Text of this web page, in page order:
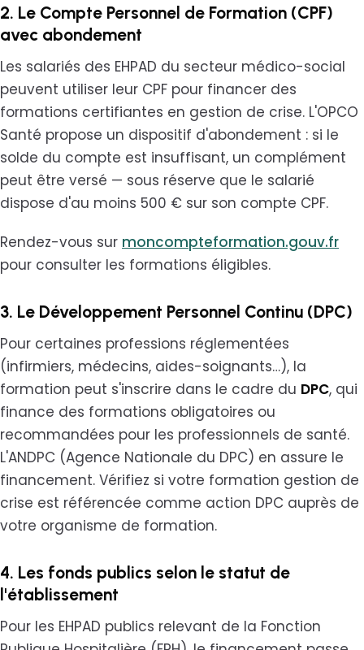
2. Le Compte Personnel de Formation (CPF)
avec abondement
Les salariés des EHPAD du secteur médico-social
peuvent utiliser leur CPF pour financer des
formations certifiantes en gestion de crise. L'OPCO
Santé propose un dispositif d'abondement : si le
solde du compte est insuffisant, un complément
peut être versé — sous réserve que le salarié
dispose d'au moins 500 € sur son compte CPF.
Rendez-vous sur moncompteformation.gouv.fr
pour consulter les formations éligibles.
3. Le Développement Personnel Continu (DPC)
Pour certaines professions réglementées
(infirmiers, médecins, aides-soignants…), la
formation peut s'inscrire dans le cadre du DPC, qui
finance des formations obligatoires ou
recommandées pour les professionnels de santé.
L'ANDPC (Agence Nationale du DPC) en assure le
financement. Vérifiez si votre formation gestion de
crise est référencée comme action DPC auprès de
votre organisme de formation.
4. Les fonds publics selon le statut de
l'établissement
Pour les EHPAD publics relevant de la Fonction